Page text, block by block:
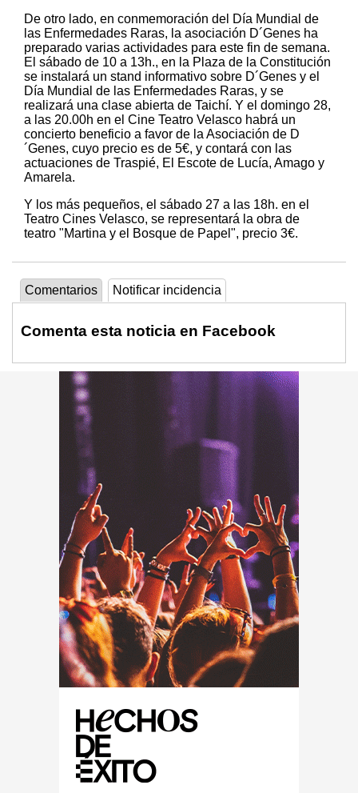
De otro lado, en conmemoración del Día Mundial de
las Enfermedades Raras, la asociación D´Genes ha
preparado varias actividades para este fin de semana.
El sábado de 10 a 13h., en la Plaza de la Constitución
se instalará un stand informativo sobre D´Genes y el
Día Mundial de las Enfermedades Raras, y se
realizará una clase abierta de Taichí. Y el domingo 28,
a las 20.00h en el Cine Teatro Velasco habrá un
concierto beneficio a favor de la Asociación de D
´Genes, cuyo precio es de 5€, y contará con las
actuaciones de Traspié, El Escote de Lucía, Amago y
Amarela.
Y los más pequeños, el sábado 27 a las 18h. en el
Teatro Cines Velasco, se representará la obra de
teatro "Martina y el Bosque de Papel", precio 3€.
Comentarios Notificar incidencia
Comenta esta noticia en Facebook